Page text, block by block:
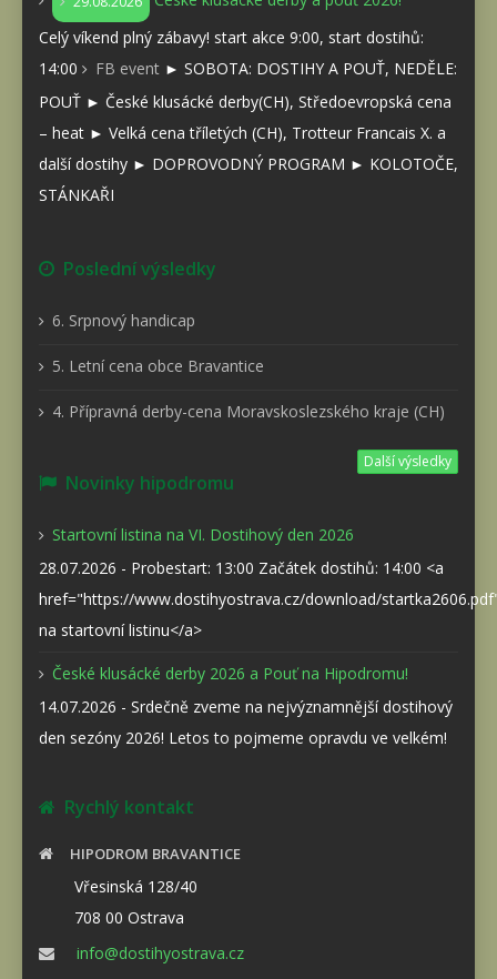
Celý víkend plný zábavy! start akce 9:00, start dostihů:
14:00
FB event ► SOBOTA: DOSTIHY A POUŤ, NEDĚLE:
POUŤ ► České klusácké derby(CH), Středoevropská cena
– heat ► Velká cena tříletých (CH), Trotteur Francais X. a
další dostihy ► DOPROVODNÝ PROGRAM ► KOLOTOČE,
STÁNKAŘI
Poslední výsledky
6. Srpnový handicap
5. Letní cena obce Bravantice
4. Přípravná derby-cena Moravskoslezského kraje (CH)
Další výsledky
Novinky hipodromu
Startovní listina na VI. Dostihový den 2026
28.07.2026 - Probestart: 13:00 Začátek dostihů: 14:00 <a
href="https://www.dostihyostrava.cz/download/
na startovní listinu</a>
České klusácké derby 2026 a Pouť na Hipodromu!
14.07.2026 - Srdečně zveme na nejvýznamnější dostihový
den sezóny 2026! Letos to pojmeme opravdu ve velkém!
Rychlý kontakt
HIPODROM BRAVANTICE
Vřesinská 128/40
708 00 Ostrava
info@dostihyostrava.cz